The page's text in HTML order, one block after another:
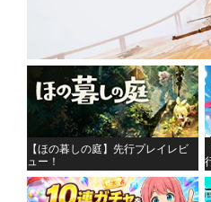
【ほの暮しの庭】先行プレイレビ
ュー！